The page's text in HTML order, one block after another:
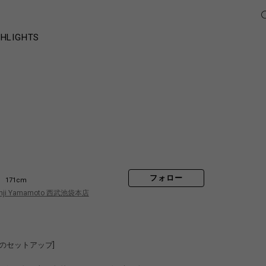
171cm
Yamamoto 西武池袋本店
フォロー
セットアップ]